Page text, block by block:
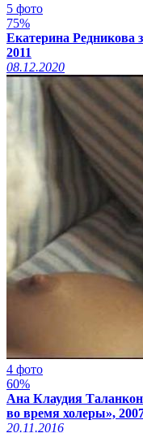
5 фото
75%
Екатерина Редникова
2011
08.12.2020
4 фото
60%
Ана Клаудия
во время холеры»,
20.11.2016